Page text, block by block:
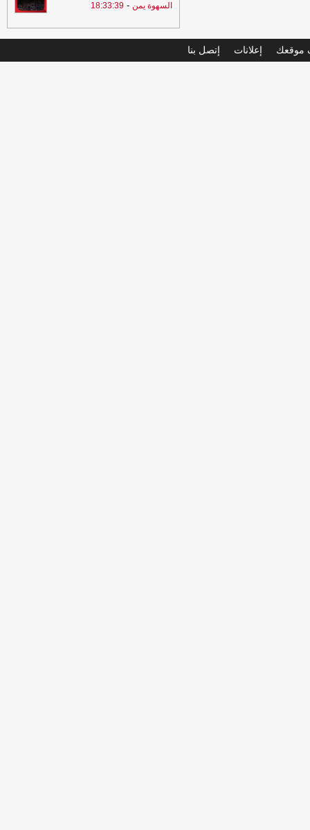
السهوة يمن -
18:33:39
موقعك إعلانات إتصل بنا